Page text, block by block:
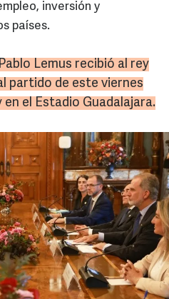
inversión y
países.
Lemus recibió al rey
partido de este viernes
el Estadio Guadalajara.